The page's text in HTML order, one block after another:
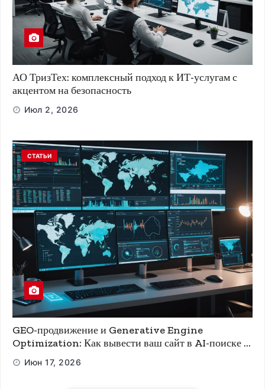
АО ТризТех: комплексный подход к ИТ-услугам с
акцентом на безопасность
Июл 2, 2026
СТАТЬИ
GEO-продвижение и Generative Engine
Optimization: Как вывести ваш сайт в AI-поиске и
ChatGPT
Июн 17, 2026